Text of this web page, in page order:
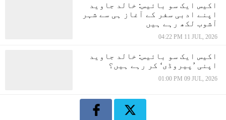
اکیس ایک سو بائیس: خالد جاوید
اپنے ادبی سفر کے آغاز ہی سے شہر
آشوب لکھ رہے ہیں
04:22 PM 11 JUL, 2026
اکیس ایک سو بائیس: خالد جاوید
اپنی ’پیروڈی‘ کر رہے ہیں؟
01:00 PM 09 JUL, 2026